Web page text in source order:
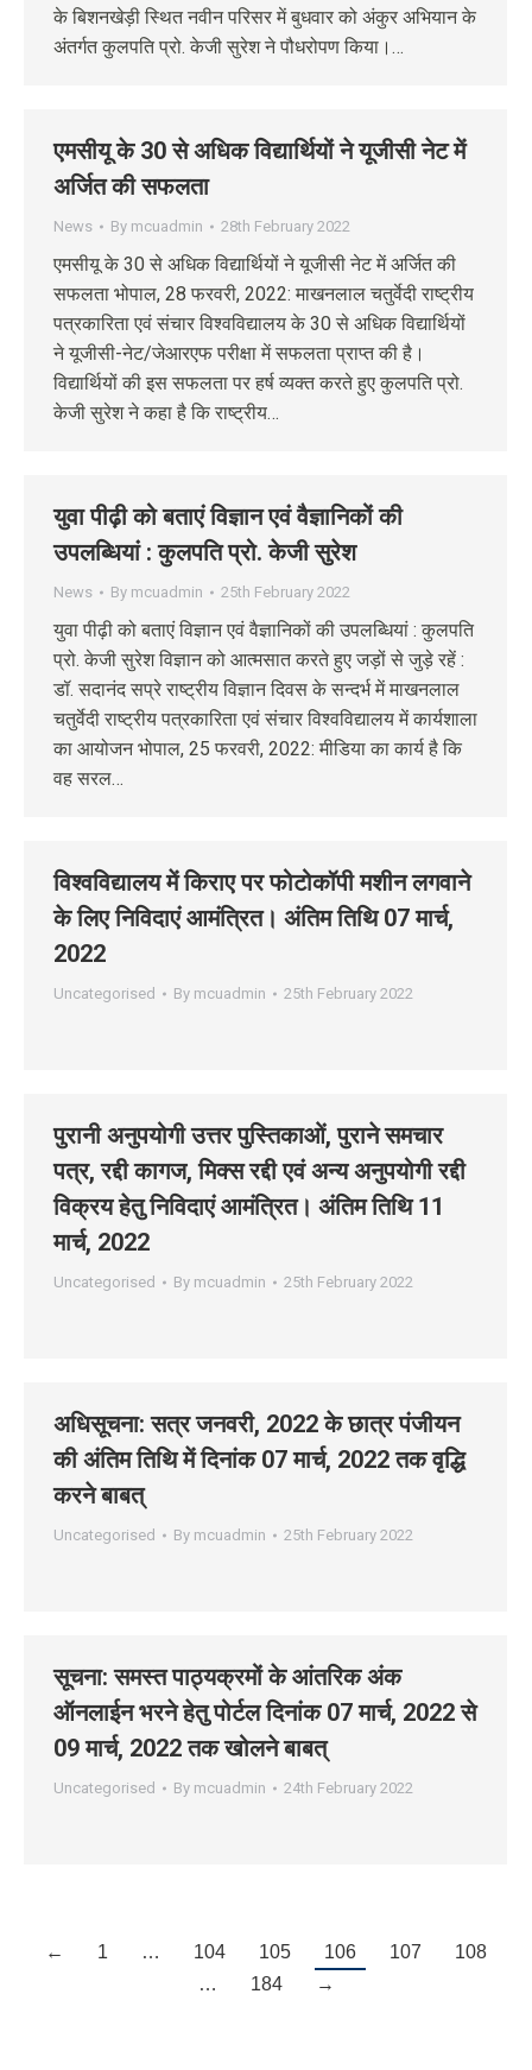
के बिशनखेड़ी स्थित नवीन परिसर में बुधवार को अंकुर अभियान के
अंतर्गत कुलपति प्रो. केजी सुरेश ने पौधरोपण किया।…
एमसीयू के 30 से अधिक विद्यार्थियों ने यूजीसी नेट में
अर्जित की सफलता
News By mcuadmin 28th February 2022
एमसीयू के 30 से अधिक विद्यार्थियों ने यूजीसी नेट में अर्जित की
सफलता भोपाल, 28 फरवरी, 2022: माखनलाल चतुर्वेदी राष्ट्रीय
पत्रकारिता एवं संचार विश्वविद्यालय के 30 से अधिक विद्यार्थियों
ने यूजीसी-नेट/जेआरएफ परीक्षा में सफलता प्राप्त की है।
विद्यार्थियों की इस सफलता पर हर्ष व्यक्त करते हुए कुलपति प्रो.
केजी सुरेश ने कहा है कि राष्ट्रीय…
युवा पीढ़ी को बताएं विज्ञान एवं वैज्ञानिकों की
उपलब्धियां : कुलपति प्रो. केजी सुरेश
News By mcuadmin 25th February 2022
युवा पीढ़ी को बताएं विज्ञान एवं वैज्ञानिकों की उपलब्धियां : कुलपति
प्रो. केजी सुरेश विज्ञान को आत्मसात करते हुए जड़ों से जुड़े रहें :
डॉ. सदानंद सप्रे राष्ट्रीय विज्ञान दिवस के सन्दर्भ में माखनलाल
चतुर्वेदी राष्ट्रीय पत्रकारिता एवं संचार विश्वविद्यालय में कार्यशाला
का आयोजन भोपाल, 25 फरवरी, 2022: मीडिया का कार्य है कि
वह सरल…
विश्‍वविद्यालय में किराए पर फोटोकॉपी मशीन लगवाने
के लिए निविदाएं आमंत्रित। अंतिम तिथि 07 मार्च,
2022
Uncategorised By mcuadmin 25th February 2022
पुरानी अनुपयोगी उत्तर पुस्तिकाओं, पुराने समचार
पत्र, रद्दी कागज, मिक्स रद्दी एवं अन्य अनुपयोगी रद्दी
विक्रय हेतु निविदाएं आमंत्रित। अंतिम तिथि 11
मार्च, 2022
Uncategorised By mcuadmin 25th February 2022
अधिसूचना: सत्र जनवरी, 2022 के छात्र पंजीयन
की अंतिम तिथि में दिनांक 07 मार्च, 2022 तक वृद्धि
करने बाबत्
Uncategorised By mcuadmin 25th February 2022
सूचना: समस्‍त पाठ्यक्रमों के आंतरिक अंक
ऑनलाईन भरने हेतु पोर्टल दिनांक 07 मार्च, 2022 से
09 मार्च, 2022 तक खोलने बाबत्
Uncategorised By mcuadmin 24th February 2022
← 1 … 104 105 106 107
108
…
184 →